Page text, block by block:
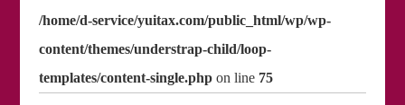
/home/d-service/yuitax.com/public_html/wp/wp-
content/themes/understrap-child/loop-
templates/content-single.phpon line 75